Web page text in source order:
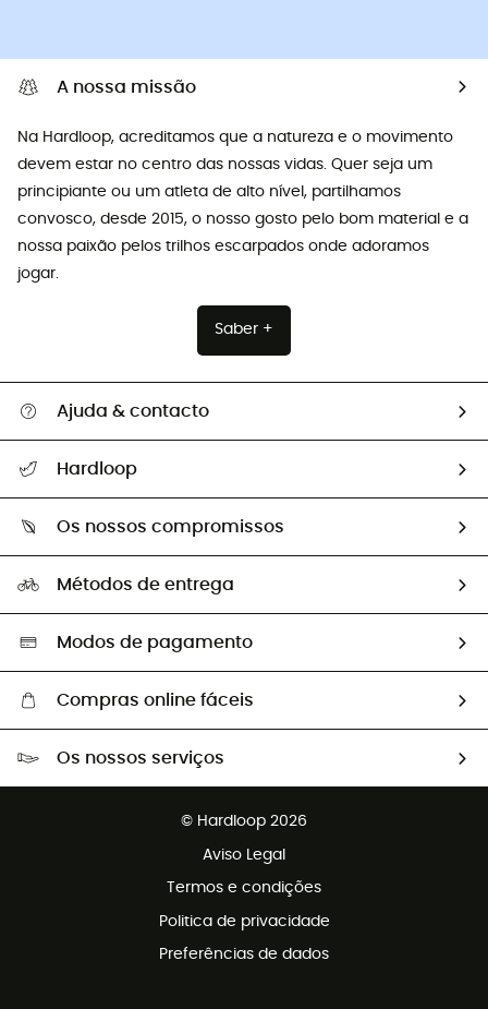
A nossa missão
Na Hardloop, acreditamos que a natureza e o movimento
devem estar no centro das nossas vidas. Quer seja um
principiante ou um atleta de alto nível, partilhamos
convosco, desde 2015, o nosso gosto pelo bom material e a
nossa paixão pelos trilhos escarpados onde adoramos
jogar.
Saber +
Ajuda & contacto
Devoluções e reembolsos
Guia de tamanhos
Trocas & Devoluções
Hardloop
Os nossos embaixadores
Os nossos compromissos
Seleção eco-responsável
Métodos de entrega
Modos de pagamento
Compras online fáceis
Devoluções gratuitas em 100 dias
Os nossos serviços
© Hardloop 2026
Aviso Legal
Termos e condições
Politica de privacidade
Preferências de dados